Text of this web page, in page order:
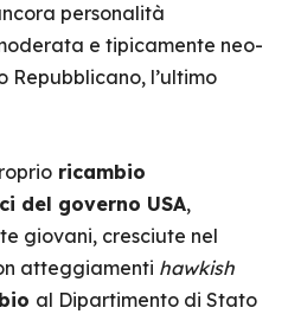
personalità
e tipicamente neo-
l’ultimo
ricambio
del governo USA,
giovani, cresciute nel
atteggiamenti hawkish
al Dipartimento di Stato